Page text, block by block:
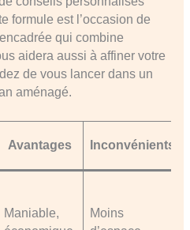
formule est l’occasion de
qui combine
aidera aussi à affiner votre
de vous lancer dans un
aménagé.
Avantages Inconvénients
Maniable,
Moins